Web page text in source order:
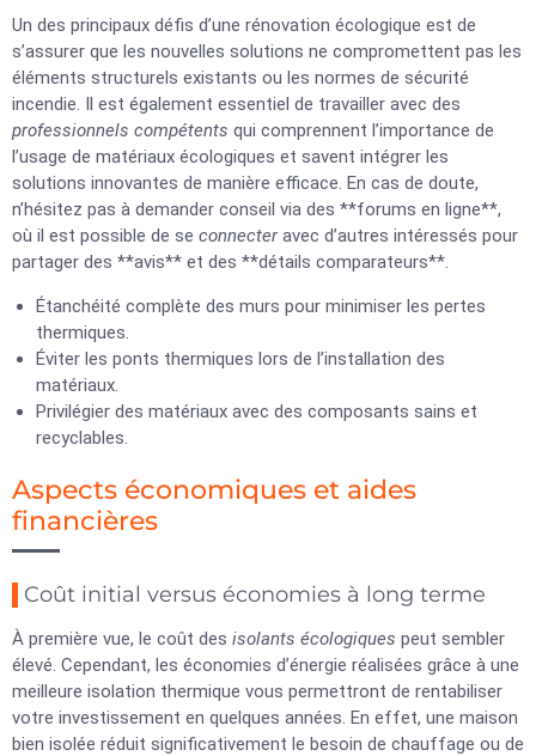
Un des principaux défis d’une rénovation écologique est de
s’assurer que les nouvelles solutions ne compromettent pas les
éléments structurels existants ou les normes de sécurité
incendie. Il est également essentiel de travailler avec des
professionnels compétents qui comprennent l’importance de
l’usage de matériaux écologiques et savent intégrer les
solutions innovantes de manière efficace. En cas de doute,
n’hésitez pas à demander conseil via des **forums en ligne**,
où il est possible de se connecteravec d’autres intéressés pour
partager des **avis** et des **détails comparateurs**.
Étanchéité complète des murs pour minimiser les pertes
thermiques.
Éviter les ponts thermiques lors de l’installation des
matériaux.
Privilégier des matériaux avec des composants sains et
recyclables.
Aspects économiques et aides
financières
Coût initial versus économies à long terme
À première vue, le coût des isolants écologiques peut sembler
élevé. Cependant, les économies d’énergie réalisées grâce à une
meilleure isolation thermique vous permettront de rentabiliser
votre investissement en quelques années. En effet, une maison
bien isolée réduit significativement le besoin de chauffage ou de